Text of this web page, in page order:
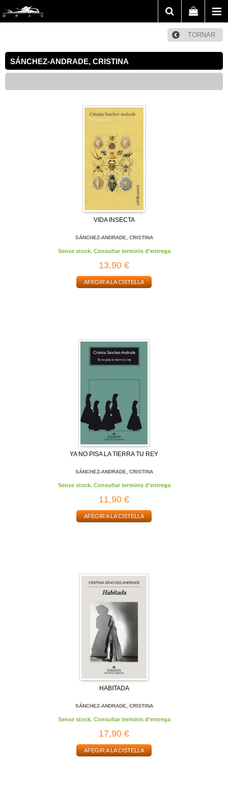
TORNAR
SÁNCHEZ-ANDRADE, CRISTINA
VIDA INSECTA
SÁNCHEZ-ANDRADE, CRISTINA
Sense stock. Consultar terminis d'entrega
13,90 €
AFEGIR A LA CISTELLA
YA NO PISA LA TIERRA TU REY
SÁNCHEZ-ANDRADE, CRISTINA
Sense stock. Consultar terminis d'entrega
11,90 €
AFEGIR A LA CISTELLA
HABITADA
SÁNCHEZ-ANDRADE, CRISTINA
Sense stock. Consultar terminis d'entrega
17,90 €
AFEGIR A LA CISTELLA